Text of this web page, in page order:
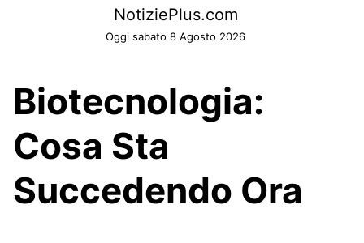
NotiziePlus.com
Oggi sabato 8 Agosto 2026
Biotecnologia:
Cosa Sta
Succedendo Ora